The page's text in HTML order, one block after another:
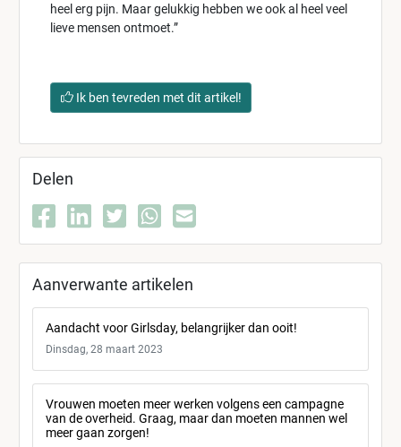
heel erg pijn. Maar gelukkig hebben we ook al heel veel
lieve mensen ontmoet.”
Ik ben tevreden met dit artikel!
Delen
Aanverwante artikelen
Aandacht voor Girlsday, belangrijker dan ooit!
Dinsdag, 28 maart 2023
Vrouwen moeten meer werken volgens een campagne
van de overheid. Graag, maar dan moeten mannen wel
meer gaan zorgen!